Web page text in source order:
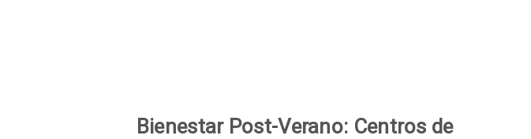
Bienestar Post-Verano: Centros de